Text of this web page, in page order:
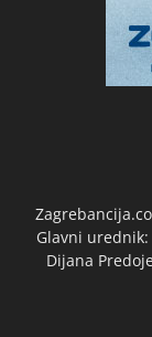
Glavni
Dijana